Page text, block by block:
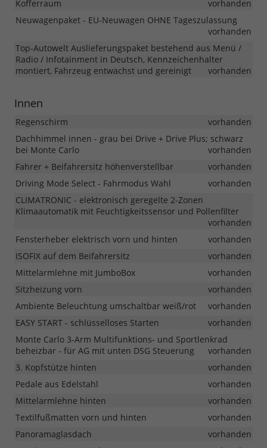
Kofferraum
vorhanden
Neuwagenpaket - EU-Neuwagen OHNE Tageszulassung
vorhanden
Top-Autowelt Auslieferungspaket bestehend aus Menü /
Radio / Infotainment in Deutsch, Kennzeichenhalter
montiert, Fahrzeug entwachst und gereinigt
vorhanden
Innen
Regenschirm
vorhanden
Dachhimmel innen - grau bei Drive + Drive Plus; schwarz
bei Monte Carlo
vorhanden
Fahrer + Beifahrersitz höhenverstellbar
vorhanden
Driving Mode Select - Fahrmodus Wahl
vorhanden
CLIMATRONIC - elektronisch geregelte 2-Zonen
Klimaautomatik mit Feuchtigkeitssensor und Pollenfilter
vorhanden
Fensterheber elektrisch vorn und hinten
vorhanden
ISOFIX auf dem Beifahrersitz
vorhanden
Mittelarmlehne mit JumboBox
vorhanden
Sitzheizung vorn
vorhanden
Ambiente Beleuchtung umschaltbar weiß/rot
vorhanden
EASY START - schlüsselloses Starten
vorhanden
Monte Carlo 3-Arm Multifunktions- und Sportlenkrad
beheizbar - für AG mit unten DSG Steuerung
vorhanden
3. Kopfstütze hinten
vorhanden
Pedale aus Edelstahl
vorhanden
Mittelarmlehne hinten
vorhanden
Textilfußmatten vorn und hinten
vorhanden
Panoramaglasdach
vorhanden